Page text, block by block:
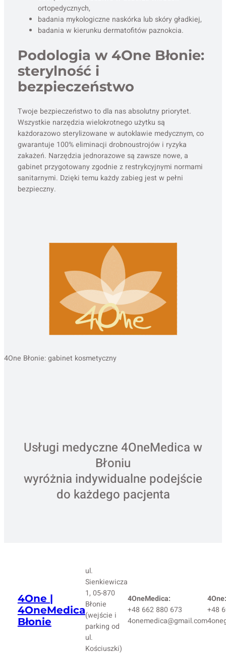
ortopedycznych,
badania mykologiczne naskórka lub skóry gładkiej,
badania w kierunku dermatofitów paznokcia.
Podologia w 4One Błonie:
sterylność i
bezpieczeństwo
Twoje bezpieczeństwo to dla nas absolutny priorytet.
Wszystkie narzędzia wielokrotnego użytku są
każdorazowo sterylizowane w autoklawie medycznym, co
gwarantuje 100% eliminacji drobnoustrojów i ryzyka
zakażeń. Narzędzia jednorazowe są zawsze nowe, a
gabinet przygotowany zgodnie z restrykcyjnymi normami
sanitarnymi. Dzięki temu każdy zabieg jest w pełni
bezpieczny.
4One Błonie: gabinet kosmetyczny
Usługi medyczne 4OneMedica w
Błoniu
wyróżnia indywidualne podejście
do każdego pacjenta
4One |
4OneMedica
Błonie
ul.
Sienkiewicza
1, 05-870
Błonie
(wejście i
parking od
ul.
Kościuszki)
4OneMedica:
+48 662 880 673
4onemedica@gmail.com
4One:
+48